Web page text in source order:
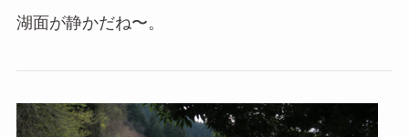
湖面が静かだね〜。